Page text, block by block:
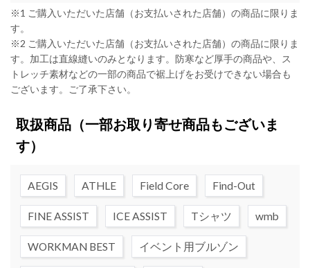
※1 ご購入いただいた店舗（お支払いされた店舗）の商品に限りま
す。
※2 ご購入いただいた店舗（お支払いされた店舗）の商品に限りま
す。加工は直線縫いのみとなります。防寒など厚手の商品や、ス
トレッチ素材などの一部の商品で裾上げをお受けできない場合も
ございます。ご了承下さい。
取扱商品（一部お取り寄せ商品もございま
す）
AEGIS ATHLE Field Core Find-Out
FINE ASSIST ICE ASSIST Tシャツ wmb
WORKMAN BEST イベント用ブルゾン